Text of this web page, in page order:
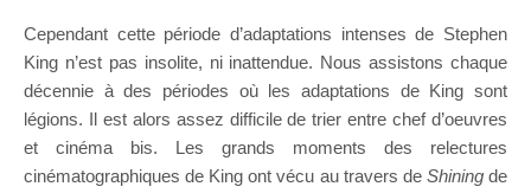
Cependant cette période d’adaptations intenses de Stephen
King n’est pas insolite, ni inattendue. Nous assistons chaque
décennie à des périodes où les adaptations de King sont
légions. Il est alors assez difficile de trier entre chef d’oeuvres
et cinéma bis. Les grands moments des relectures
cinématographiques de King ont vécu au travers de Shiningde